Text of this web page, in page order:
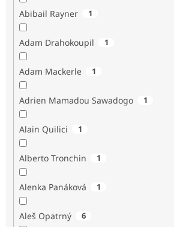
Abibail Rayner 1
Adam Drahokoupil 1
Adam Mackerle 1
Adrien Mamadou Sawadogo 1
Alain Quilici 1
Alberto Tronchin 1
Alenka Panáková 1
Aleš Opatrný 6